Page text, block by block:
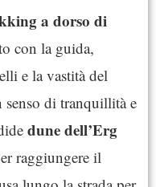
a dorso di
con la guida,
e la vastità del
senso di tranquillità e
dune dell’Erg
raggiungere il